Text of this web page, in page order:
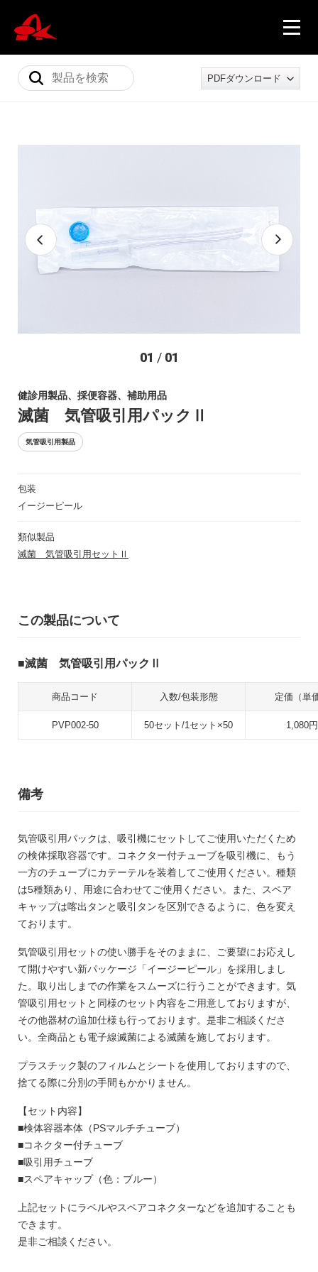
会社概要
採用情報
© ASIAKIZAI Inc. All Rights Reserved.
PDFダウンロード
01 / 01
健診用製品、採便容器、補助用品
滅菌 気管吸引用パックⅡ
気管吸引用製品
包装
イージーピール
類似製品
滅菌 気管吸引用セットⅡ
この製品について
滅菌 気管吸引用パックⅡ
商品コード 入数/包装形態 定価（単
PVP002-50 50セット/1セット×50 1,080円
備考
気管吸引用パックは、吸引機にセットしてご使用いただくため
の検体採取容器です。コネクター付チューブを吸引機に、もう
一方のチューブにカテーテルを装着してご使用ください。種類
は5種類あり、用途に合わせてご使用ください。また、スペア
キャップは喀出タンと吸引タンを区別できるように、色を変え
ております。
気管吸引用セットの使い勝手をそのままに、ご要望にお応えし
て開けやすい新パッケージ「イージーピール」を採用しまし
た。取り出しまでの作業をスムーズに行うことができます。気
管吸引用セットと同様のセット内容をご用意しておりますが、
その他器材の追加仕様も行っております。是非ご相談くださ
い。全商品とも電子線滅菌による滅菌を施しております。
プラスチック製のフィルムとシートを使用しておりますので、
捨てる際に分別の手間もかかりません。
【セット内容】
■検体容器本体（PSマルチチューブ）
■コネクター付チューブ
■吸引用チューブ
■スペアキャップ（色：ブルー）
上記セットにラベルやスペアコネクターなどを追加することも
できます。
是非ご相談ください。